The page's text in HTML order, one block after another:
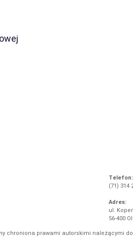
Telefon:
(71) 314
Adres:
ul.
56-400
chroniona prawami autorskimi należącymi